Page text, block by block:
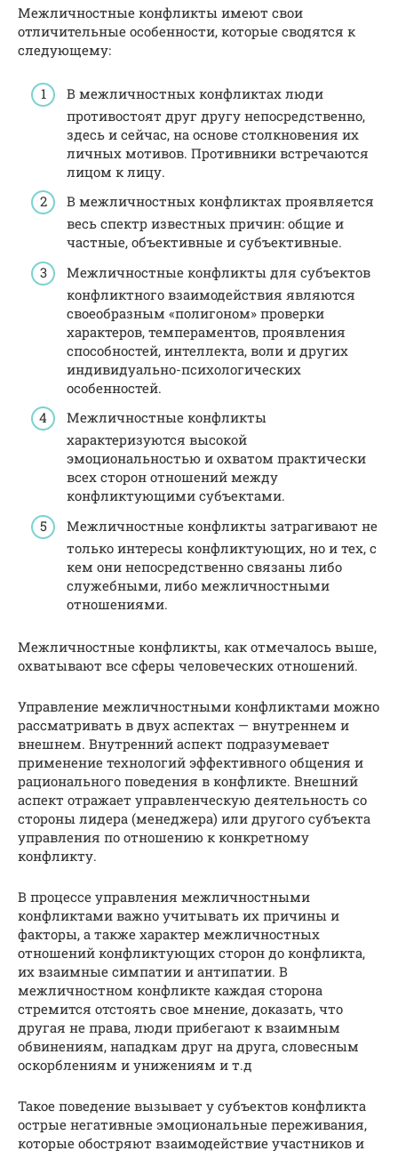
Межличностные конфликты имеют свои
отличительные особенности, которые сводятся к
следующему:
В межличностных конфликтах люди
противостоят друг другу непосредственно,
здесь и сейчас, на основе столкновения их
личных мотивов. Противники встречаются
лицом к лицу.
В межличностных конфликтах проявляется
весь спектр известных причин: общие и
частные, объективные и субъективные.
Межличностные конфликты для субъектов
конфликтного взаимодействия являются
своеобразным «полигоном» проверки
характеров, темпераментов, проявления
способностей, интеллекта, воли и других
индивидуально-психологических
особенностей.
Межличностные конфликты
характеризуются высокой
эмоциональностью и охватом практически
всех сторон отношений между
конфликтующими субъектами.
Межличностные конфликты затрагивают не
только интересы конфликтующих, но и тех, с
кем они непосредственно связаны либо
служебными, либо межличностными
отношениями.
Межличностные конфликты, как отмечалось выше,
охватывают все сферы человеческих отношений.
Управление межличностными конфликтами можно
рассматривать в двух аспектах — внутреннем и
внешнем. Внутренний аспект подразумевает
применение технологий эффективного общения и
рационального поведения в конфликте. Внешний
аспект отражает управленческую деятельность со
стороны лидера (менеджера) или другого субъекта
управления по отношению к конкретному
конфликту.
В процессе управления межличностными
конфликтами важно учитывать их причины и
факторы, а также характер межличностных
отношений конфликтующих сторон до конфликта,
их взаимные симпатии и антипатии. В
межличностном конфликте каждая сторона
стремится отстоять свое мнение, доказать, что
другая не права, люди прибегают к взаимным
обвинениям, нападкам друг на друга, словесным
оскорблениям и унижениям и т.д
Такое поведение вызывает у субъектов конфликта
острые негативные эмоциональные переживания,
которые обостряют взаимодействие участников и